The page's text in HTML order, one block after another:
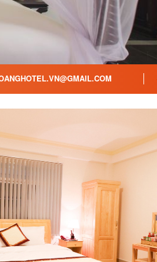
bởi sự phục vụ nhiệt tình,
sạn. Khách sạn phù hợp với